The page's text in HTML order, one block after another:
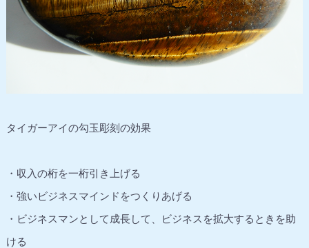
タイガーアイの勾玉彫刻の効果
・収入の桁を一桁引き上げる
・強いビジネスマインドをつくりあげる
・ビジネスマンとして成長して、ビジネスを拡大するときを助
ける